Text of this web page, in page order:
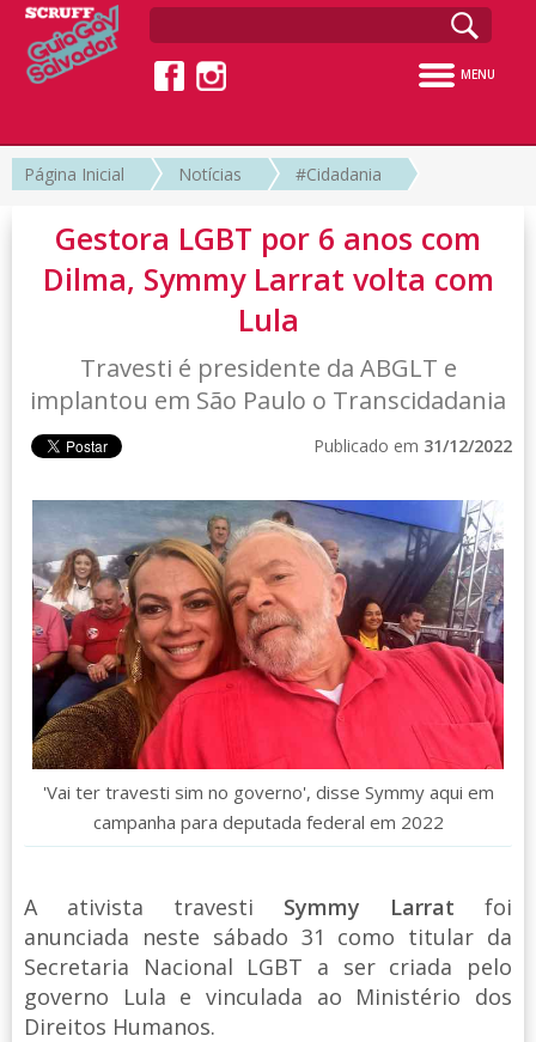
MENU
Página Inicial Notícias #Cidadania
Gestora LGBT por 6 anos com
Dilma, Symmy Larrat volta com
Lula
Travesti é presidente da ABGLT e
implantou em São Paulo o Transcidadania
Publicado em 31/12/2022
'Vai ter travesti sim no governo', disse Symmy aqui em
campanha para deputada federal em 2022
A ativista travesti Symmy Larrat foi
anunciada neste sábado 31 como titular da
Secretaria Nacional LGBT a ser criada pelo
governo Lula e vinculada ao Ministério dos
Direitos Humanos.